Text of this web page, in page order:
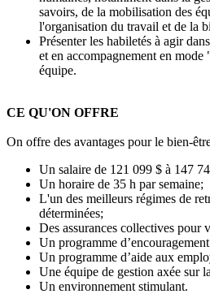
savoirs, de la mobilisation des
l'organisation du travail et de la
Présenter les habiletés à agir
et en accompagnement en
équipe.
CE QU'ON OFFRE
On offre des avantages pour le bien-
Un salaire de 121 099 $ à 147
Un horaire de 35 h par semaine;
L'un des meilleurs régimes de
déterminées;
Des assurances collectives pour
Un programme
Un programme d’aide aux
Une équipe de gestion axée sur
Un environnement stimulant.